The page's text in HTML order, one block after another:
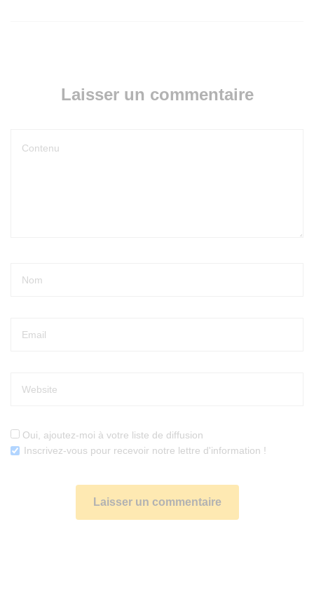
Laisser un commentaire
Oui, ajoutez-moi à votre liste de diffusion
Inscrivez-vous pour recevoir notre lettre d'information !